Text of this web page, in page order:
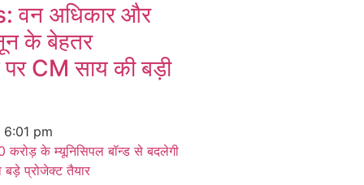
वन अधिकार और
के बेहतर
पर CM साय की बड़ी
6:01 pm